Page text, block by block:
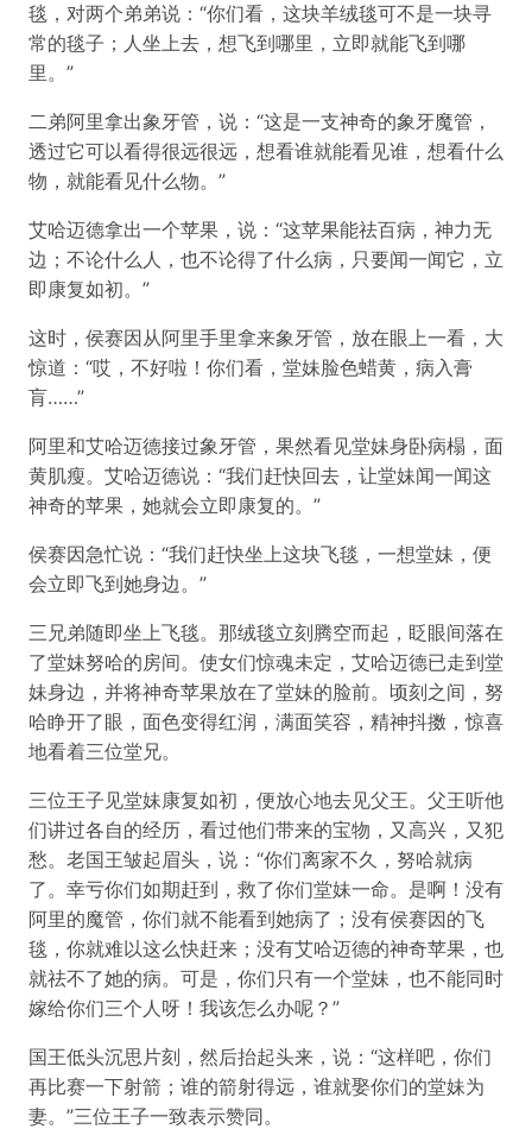
毯，对两个弟弟说：“你们看，这块羊绒毯可不是一块寻
常的毯子；人坐上去，想飞到哪里，立即就能飞到哪
里。”
二弟阿里拿出象牙管，说：“这是一支神奇的象牙魔管，
透过它可以看得很远很远，想看谁就能看见谁，想看什么
物，就能看见什么物。”
艾哈迈德拿出一个苹果，说：“这苹果能祛百病，神力无
边；不论什么人，也不论得了什么病，只要闻一闻它，立
即康复如初。”
这时，侯赛因从阿里手里拿来象牙管，放在眼上一看，大
惊道：“哎，不好啦！你们看，堂妹脸色蜡黄，病入膏
肓……”
阿里和艾哈迈德接过象牙管，果然看见堂妹身卧病榻，面
黄肌瘦。艾哈迈德说：“我们赶快回去，让堂妹闻一闻这
神奇的苹果，她就会立即康复的。”
侯赛因急忙说：“我们赶快坐上这块飞毯，一想堂妹，便
会立即飞到她身边。”
三兄弟随即坐上飞毯。那绒毯立刻腾空而起，眨眼间落在
了堂妹努哈的房间。使女们惊魂未定，艾哈迈德已走到堂
妹身边，并将神奇苹果放在了堂妹的脸前。顷刻之间，努
哈睁开了眼，面色变得红润，满面笑容，精神抖擞，惊喜
地看着三位堂兄。
三位王子见堂妹康复如初，便放心地去见父王。父王听他
们讲过各自的经历，看过他们带来的宝物，又高兴，又犯
愁。老国王皱起眉头，说：“你们离家不久，努哈就病
了。幸亏你们如期赶到，救了你们堂妹一命。是啊！没有
阿里的魔管，你们就不能看到她病了；没有侯赛因的飞
毯，你就难以这么快赶来；没有艾哈迈德的神奇苹果，也
就祛不了她的病。可是，你们只有一个堂妹，也不能同时
嫁给你们三个人呀！我该怎么办呢？”
国王低头沉思片刻，然后抬起头来，说：“这样吧，你们
再比赛一下射箭；谁的箭射得远，谁就娶你们的堂妹为
妻。”三位王子一致表示赞同。